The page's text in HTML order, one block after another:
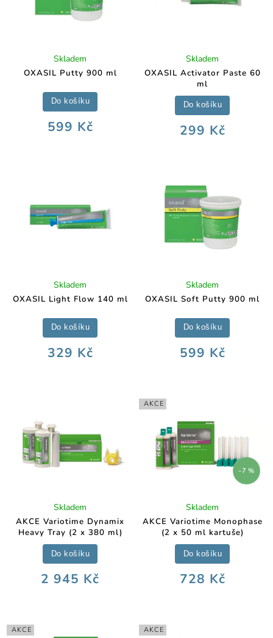
OXASIL Putty 900 ml
Skladem
599 Kč
Do košíku
OXASIL Activator Paste 60
ml
Skladem
299 Kč
Do košíku
OXASIL Light Flow 140 ml
Skladem
329 Kč
Do košíku
OXASIL Soft Putty 900 ml
Skladem
599 Kč
Do košíku
AKCE Variotime Dynamix
Heavy Tray (2 x 380 ml)
Skladem
2 945 Kč
Do košíku
AKCE
–7 %
AKCE Variotime Monophase
(2 x 50 ml kartuše)
Skladem
728 Kč
Do košíku
AKCE AKCE